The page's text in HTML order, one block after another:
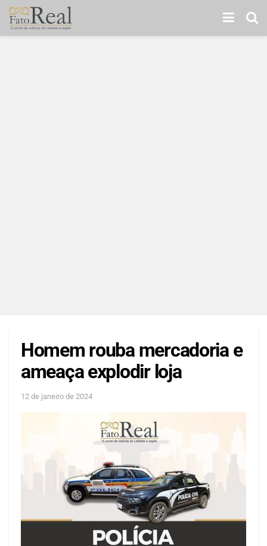
Homem rouba mercadoria e
ameaça explodir loja
12 de janeiro de 2024